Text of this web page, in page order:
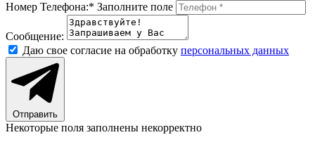
Номер Телефона:* Заполните поле
Сообщение:
Даю свое согласие на обработку персональных данных
Отправить
Некоторые поля заполнены некорректно